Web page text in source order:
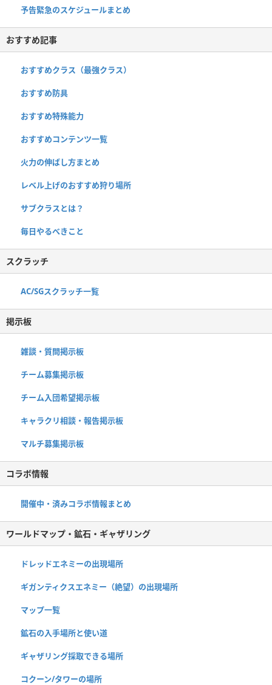
予告緊急のスケジュールまとめ
おすすめ記事
おすすめクラス（最強クラス）
おすすめ防具
おすすめ特殊能力
おすすめコンテンツ一覧
火力の伸ばし方まとめ
レベル上げのおすすめ狩り場所
サブクラスとは？
毎日やるべきこと
スクラッチ
AC/SGスクラッチ一覧
掲示板
雑談・質問掲示板
チーム募集掲示板
チーム入団希望掲示板
キャラクリ相談・報告掲示板
マルチ募集掲示板
コラボ情報
開催中・済みコラボ情報まとめ
ワールドマップ・鉱石・ギャザリング
ドレッドエネミーの出現場所
ギガンティクスエネミー（絶望）の出現場所
マップ一覧
鉱石の入手場所と使い道
ギャザリング採取できる場所
コクーン/タワーの場所